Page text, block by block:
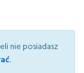
nie posiadasz
.